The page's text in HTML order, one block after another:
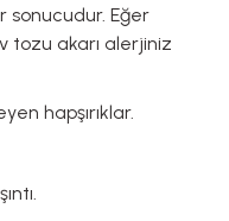
sonucudur. Eğer
tozu akarı alerjiniz
hapşırıklar.